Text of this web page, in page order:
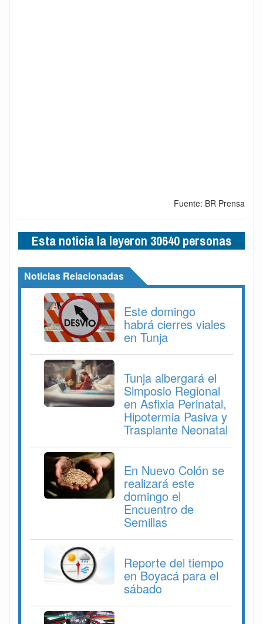
Fuente: BR Prensa
Esta noticia la leyeron 30640 personas
Noticias Relacionadas
Este domingo
habrá cierres viales
en Tunja
Tunja albergará el
Simposio Regional
en Asfixia Perinatal,
Hipotermia Pasiva y
Trasplante Neonatal
En Nuevo Colón se
realizará este
domingo el
Encuentro de
Semillas
Reporte del tiempo
en Boyacá para el
sábado